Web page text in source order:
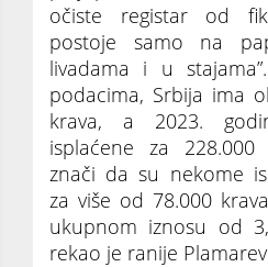
očiste registar od
postoje samo na
livadama i u
podacima, Srbija ima
krava, a 2023.
isplaćene za
znači da su nekome
za više od 78.000
ukupnom iznosu od
rekao je ranije